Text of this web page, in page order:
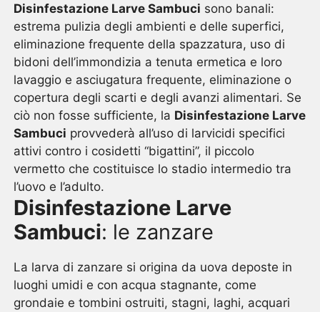
Disinfestazione Larve Sambuci sono banali:
estrema pulizia degli ambienti e delle superfici,
eliminazione frequente della spazzatura, uso di
bidoni dell’immondizia a tenuta ermetica e loro
lavaggio e asciugatura frequente, eliminazione o
copertura degli scarti e degli avanzi alimentari. Se
ciò non fosse sufficiente, la Disinfestazione Larve
Sambuci provvederà all’uso di larvicidi specifici
attivi contro i cosidetti “bigattini”, il piccolo
vermetto che costituisce lo stadio intermedio tra
l’uovo e l’adulto.
Disinfestazione Larve
Sambuci: le zanzare
La larva di zanzare si origina da uova deposte in
luoghi umidi e con acqua stagnante, come
grondaie e tombini ostruiti, stagni, laghi, acquari